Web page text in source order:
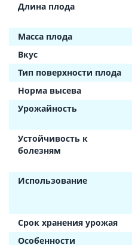
Длина плода
Масса плода
Вкус
Тип поверхности плода
Норма высева
Урожайность
Устойчивость к
болезням
Использование
Срок хранения урожая
Особенности